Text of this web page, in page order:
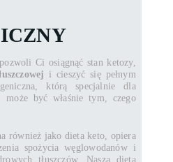
Ci osiągnąć stan ketozy,
i cieszyć się pełnym
którą specjalnie dla
może być właśnie tym, czego
również jako dieta keto, opiera
spożycia węglowodanów i
tłuszczów. Nasza dieta